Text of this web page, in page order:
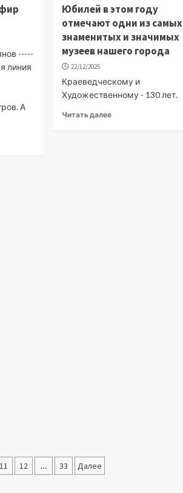
-----
линия
А
Юбилей в этом году
отмечают одни из самых
знаменитых и значимых
музеев нашего города
22/12/2025
Краеведческому и
Художественному - 130 лет.
Читать далее
11 12 … 33 Далее